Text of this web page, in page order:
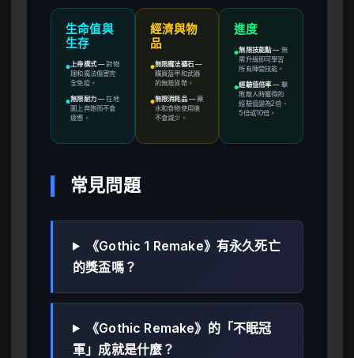
生命值與
生存
● 上帝模式—對物
理和魔法傷害完
全免疫。
●無限耐力—在地
圖上奔跑而不會
疲憊。
經濟與物
品
●無限魔法礦石—
購買盔甲和武器
的無限貨幣。
●無限消耗品—藥
水和食物使用後
不會減少。
進度
●無限技能點— 無
需升級即可學習
所有陣營技能。
●經驗值倍率— 擊
敗敵人時獲得的
經驗值變為2倍、
5倍或10倍。
常見問題
《Gothic 1 Remake》有永久死亡
的獎盃嗎？
《Gothic Remake》的「不眠冠
軍」成就是什麼？